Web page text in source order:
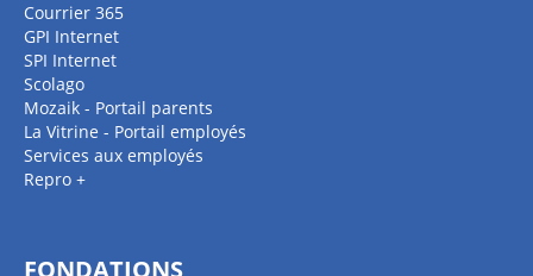
Courrier 365
GPI Internet
SPI Internet
Scolago
Mozaik - Portail parents
La Vitrine - Portail employés
Services aux employés
Repro +
FONDATIONS